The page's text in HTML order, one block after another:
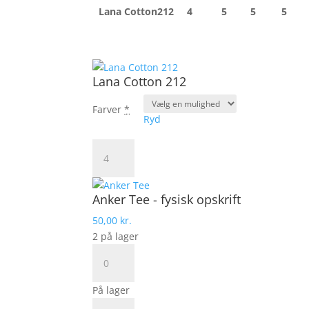
Lana Cotton212 4 5 5 5
Lana Cotton 212
Farver*
Ryd
Cotton
212
antal
Anker Tee - fysisk opskrift
50,00 kr.
2 på lager
Tee
fysisk
På lager